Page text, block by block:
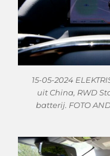
15-05-2024
uit China, RWD
batterij. FOTO